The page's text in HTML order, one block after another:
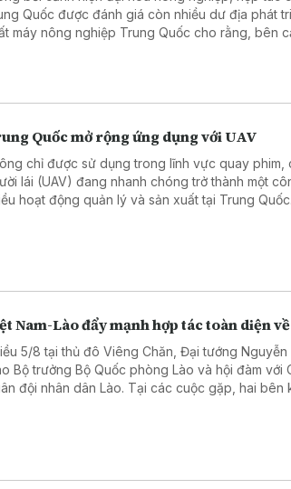
Quốc được đánh giá còn nhiều dư địa phát
máy nông nghiệp Trung Quốc cho rằng, bên
Quốc mở rộng ứng dụng với UAV
chỉ được sử dụng trong lĩnh vực quay phim,
lái (UAV) đang nhanh chóng trở thành một
hoạt động quản lý và sản xuất tại Trung
Nam-Lào đẩy mạnh hợp tác toàn diện
5/8 tại thủ đô Viêng Chăn, Đại tướng
Bộ trưởng Bộ Quốc phòng Lào và hội đàm với
đội nhân dân Lào. Tại các cuộc gặp, hai bên